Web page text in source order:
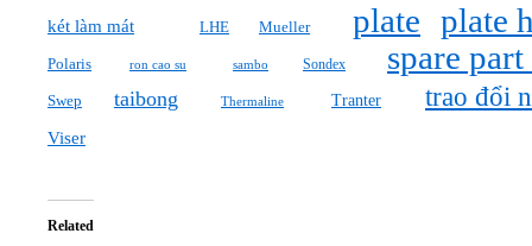
két làm mát LHE Mueller plate plate
Polaris ron cao su sambo Sondex spare
Swep taibong Thermaline Tranter trao đổi
Viser
Related